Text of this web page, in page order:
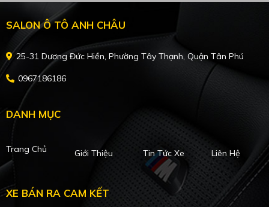
SALON Ô TÔ ANH CHÂU
25-31 Dương Đức Hiền, Phường Tây Thạnh, Quận Tân Phú
0967186186
DANH MỤC
Trang Chủ Giới Thiệu Tin Tức Xe Liên Hệ
XE BÁN RA CAM KẾT